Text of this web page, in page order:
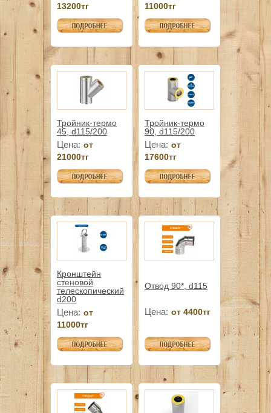
13200тг
11000тг
Тройник-термо
45, d115/200
Цена: от
21000тг
Тройник-термо
90, d115/200
Цена: от
17600тг
Кронштейн
стеновой
телескопический
d200
Цена: от
11000тг
Отвод 90*, d115
Цена: от 4400тг